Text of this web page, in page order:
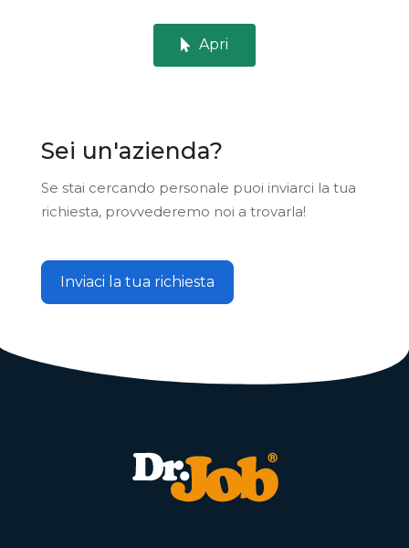
Apri
Sei un'azienda?
Se stai cercando personale puoi inviarci la tua
richiesta, provvederemo noi a trovarla!
Inviaci la tua richiesta